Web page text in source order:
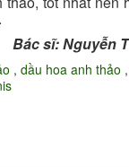
Bác sĩ: Nguyễn
, dầu hoa anh thảo ,